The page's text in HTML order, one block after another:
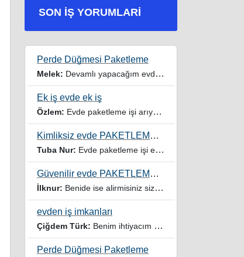
SON İŞ YORUMLARI
Perde Düğmesi Paketleme
Melek: Devamlı yapacağım evde iş imkanı istiyorum
Ek iş evde ek iş
Özlem: Evde paketleme işi arıyorum yardımcı olur musunuz
Kimliksiz evde PAKETLEME işi
Tuba Nur: Evde paketleme işi ev hanımıyım iki çocuğum var yardımcı olursanız sevinirim
Güvenilir evde PAKETLEME işi Kadınlar Kulübü
İlknur: Benide ise alirmisiniz sizinle çalışmak istiyorum
evden iş imkanları
Çiğdem Türk: Benim ihtiyacım var
Perde Düğmesi Paketleme